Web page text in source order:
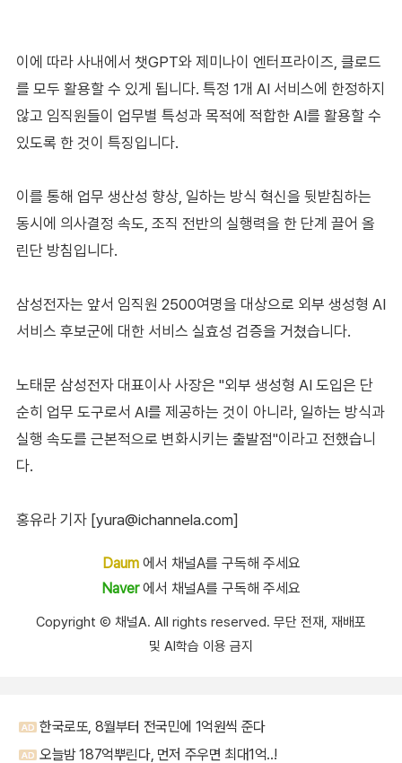
이에 따라 사내에서 챗GPT와 제미나이 엔터프라이즈, 클로드
를 모두 활용할 수 있게 됩니다. 특정 1개 AI 서비스에 한정하지
않고 임직원들이 업무별 특성과 목적에 적합한 AI를 활용할 수
있도록 한 것이 특징입니다.
이를 통해 업무 생산성 향상, 일하는 방식 혁신을 뒷받침하는
동시에 의사결정 속도, 조직 전반의 실행력을 한 단계 끌어 올
린단 방침입니다.
삼성전자는 앞서 임직원 2500여명을 대상으로 외부 생성형 AI
서비스 후보군에 대한 서비스 실효성 검증을 거쳤습니다.
노태문 삼성전자 대표이사 사장은 "외부 생성형 AI 도입은 단
순히 업무 도구로서 AI를 제공하는 것이 아니라, 일하는 방식과
실행 속도를 근본적으로 변화시키는 출발점"이라고 전했습니
다.
홍유라 기자 [yura@ichannela.com]
Daum에서 채널A를 구독해 주세요
Naver에서 채널A를 구독해 주세요
Copyright Ⓒ 채널A. All rights reserved. 무단 전재, 재배포
및 AI학습 이용 금지